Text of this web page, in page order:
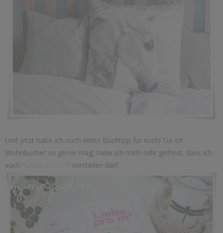
Und jetzt habe ich noch einen Buchtipp für euch! Da ich
Wohnbücher so gerne mag, habe ich mich sehr gefreut, dass ich
euch "
" vorstellen darf.